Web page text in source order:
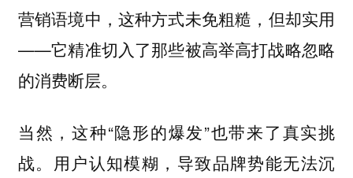
营销语境中，这种方式未免粗糙，但却实用
——它精准切入了那些被高举高打战略忽略
的消费断层。
当然，这种“隐形的爆发”也带来了真实挑
战。用户认知模糊，导致品牌势能无法沉